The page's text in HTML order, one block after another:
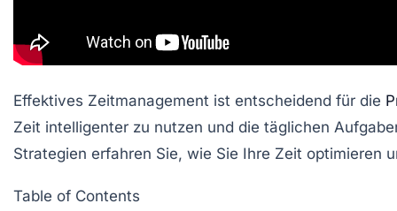
Effektives Zeitmanagement ist entscheidend für die
Zeit intelligenter zu nutzen und die täglichen
Strategien erfahren Sie, wie Sie Ihre Zeit optimieren
Table of Contents